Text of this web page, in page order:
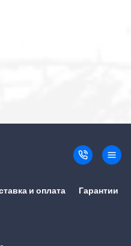
и оплата Гарантии